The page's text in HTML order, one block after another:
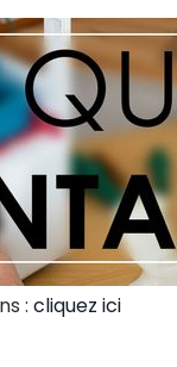
: cliquez ici